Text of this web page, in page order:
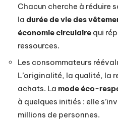
Chacun cherche à réduire
la durée de vie des
économie circulaire qui
ressources.
Les consommateurs
L’originalité, la qualité, la
achats. La mode éco-
à quelques initiés : elle
millions de personnes.